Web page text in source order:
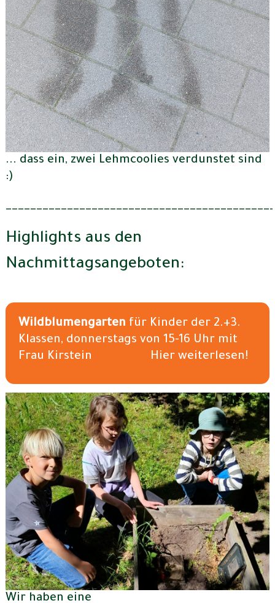
... dass ein, zwei Lehmcoolies verdunstet sind
:)
Highlights aus den
Nachmittagsangeboten:
Wildblumengarten für Kinder der 2.+3.
Klassen, donnerstags von 15-16 Uhr mit
Frau Kirstein Hier weiterlesen!
Wir haben eine